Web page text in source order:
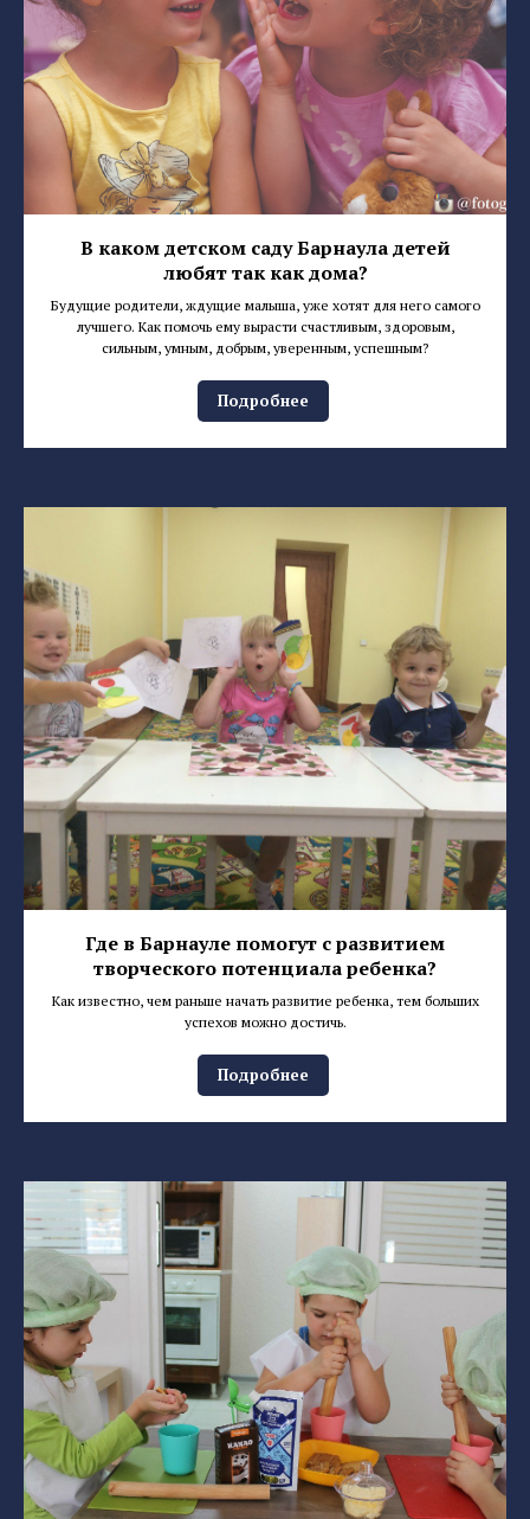
В каком детском саду Барнаула детей
любят так как дома?
Будущие родители, ждущие малыша, уже хотят для него самого
лучшего. Как помочь ему вырасти счастливым, здоровым,
сильным, умным, добрым, уверенным, успешным?
Подробнее
Где в Барнауле помогут с развитием
творческого потенциала ребенка?
Как известно, чем раньше начать развитие ребенка, тем больших
успехов можно достичь.
Подробнее